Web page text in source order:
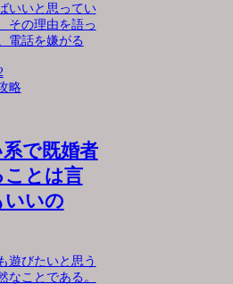
いいと思ってい
その理由を語っ
電話を嫌がる
略
で既婚者
ことは言
いいの
遊びたいと思う
なことである。